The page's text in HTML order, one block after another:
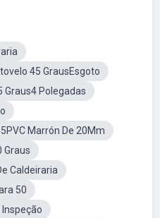
45 GrausEsgoto
Graus4 Polegadas
Marrón De 20Mm
Graus
Caldeiraria
50